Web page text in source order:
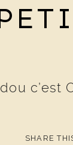
c’est
SHARE